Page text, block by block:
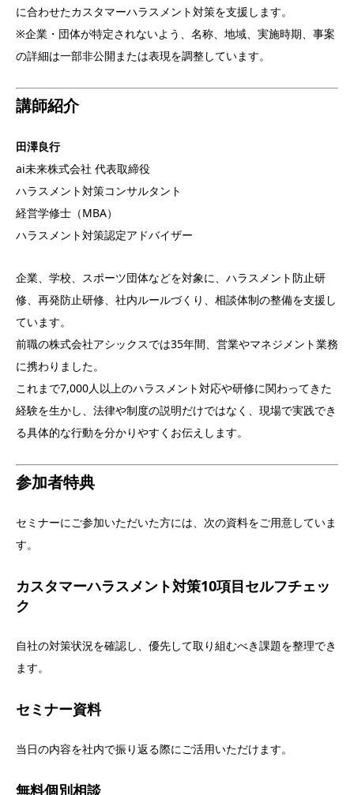
に合わせたカスタマーハラスメント対策を支援します。
※企業・団体が特定されないよう、名称、地域、実施時期、事案
の詳細は一部非公開または表現を調整しています。
講師紹介
田澤良行
ai未来株式会社 代表取締役
ハラスメント対策コンサルタント
経営学修士（MBA）
ハラスメント対策認定アドバイザー
企業、学校、スポーツ団体などを対象に、ハラスメント防止研
修、再発防止研修、社内ルールづくり、相談体制の整備を支援し
ています。
前職の株式会社アシックスでは35年間、営業やマネジメント業務
に携わりました。
これまで7,000人以上のハラスメント対応や研修に関わってきた
経験を生かし、法律や制度の説明だけではなく、現場で実践でき
る具体的な行動を分かりやすくお伝えします。
参加者特典
セミナーにご参加いただいた方には、次の資料をご用意していま
す。
カスタマーハラスメント対策10項目セルフチェッ
ク
自社の対策状況を確認し、優先して取り組むべき課題を整理でき
ます。
セミナー資料
当日の内容を社内で振り返る際にご活用いただけます。
無料個別相談